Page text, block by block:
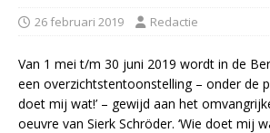
26 februari 2019 Redactie
Van 1 mei t/m 30 juni 2019 wordt in de
een overzichtstentoonstelling – onder de
doet mij wat!’ – gewijd aan het
oeuvre van Sierk Schröder. ‘Wie doet mij